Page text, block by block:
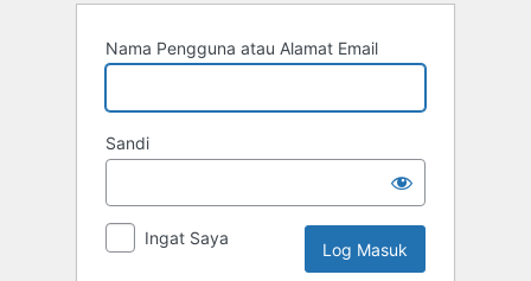
Nama Pengguna atau Alamat Email
Sandi
Ingat Saya